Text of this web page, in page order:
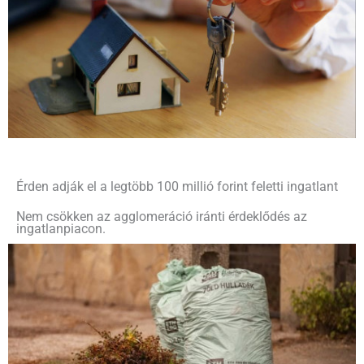
Érden adják el a legtöbb 100 millió forint feletti ingatlant
Nem csökken az agglomeráció iránti érdeklődés az
ingatlanpiacon.